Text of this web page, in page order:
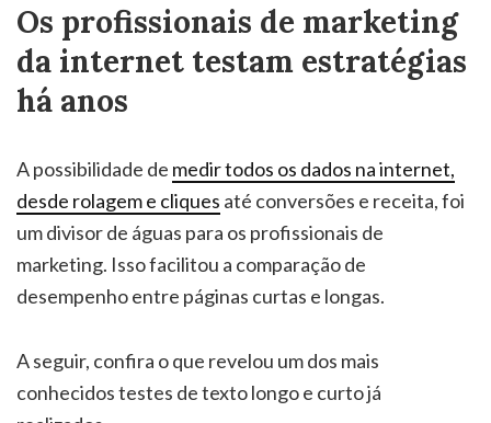
Os profissionais de marketing
da internet testam estratégias
há anos
A possibilidade de medir todos os dados na internet,
desde rolagem e cliques até conversões e receita, foi
um divisor de águas para os profissionais de
marketing. Isso facilitou a comparação de
desempenho entre páginas curtas e longas.
A seguir, confira o que revelou um dos mais
conhecidos testes de texto longo e curto já